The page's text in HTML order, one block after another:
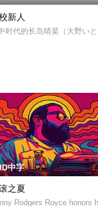
一次走镖途中，与总镖
新人
时代的长岛晴菜（大野い
入财务困境，她答应为
中字
之夏
Rodgers Royce honors